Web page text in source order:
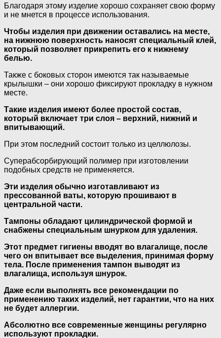
Благодаря этому изделие хорошо сохраняет свою форму
и не мнется в процессе использования.
Чтобы изделия при движении оставались на месте,
на нижнюю поверхность наносят специальный клей,
который позволяет прикрепить его к нижнему
белью.
Также с боковых сторон имеются так называемые
крылышки – они хорошо фиксируют прокладку в нужном
месте.
Такие изделия имеют более простой состав,
который включает три слоя – верхний, нижний и
впитывающий.
При этом последний состоит только из целлюлозы.
Суперабсорбирующий полимер при изготовлении
подобных средств не применяется.
Эти изделия обычно изготавливают из
прессованной ваты, которую прошивают в
центральной части.
Тампоны обладают цилиндрической формой и
снабжены специальным шнурком для удаления.
Этот предмет гигиены вводят во влагалище, после
чего он впитывает все выделения, принимая форму
тела. После применения тампон выводят из
влагалища, используя шнурок.
Даже если выполнять все рекомендации по
применению таких изделий, нет гарантии, что на них
не будет аллергии.
Абсолютно все современные женщины регулярно
используют прокладки.